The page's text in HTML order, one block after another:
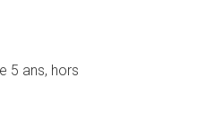
5 ans, hors